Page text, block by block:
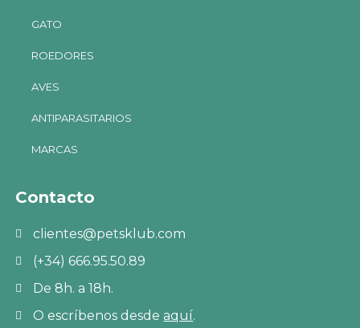
GATO
ROEDORES
AVES
ANTIPARASITARIOS
MARCAS
Contacto
clientes@petsklub.com
(+34) 666.95.50.89
De 8h. a 18h.
O escríbenos desdeaquí.